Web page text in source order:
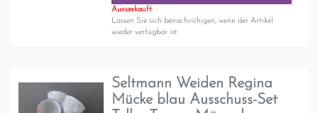
Ausverkauft
Lassen Sie sich benachrichigen, wenn der Artikel
wieder verfügbar ist.
Seltmann Weiden Regina
Mücke blau Ausschuss-Set